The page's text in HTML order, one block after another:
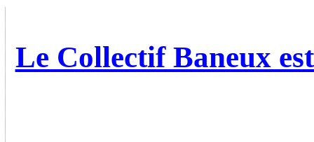
Le Collectif Baneux